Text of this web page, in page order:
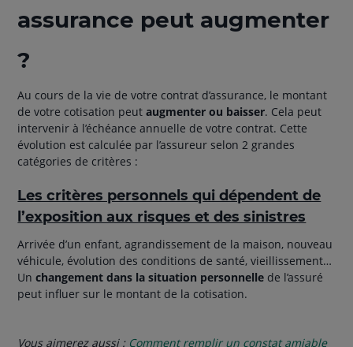
assurance peut augmenter
?
Au cours de la vie de votre contrat d’assurance, le montant
de votre cotisation peutaugmenter ou baisser. Cela peut
intervenir à l’échéance annuelle de votre contrat. Cette
évolution est calculée par l’assureur selon 2 grandes
catégories de critères :
Les critères personnels qui dépendent de
l’exposition aux risques et des sinistres
Arrivée d’un enfant, agrandissement de la maison, nouveau
véhicule, évolution des conditions de santé, vieillissement…
Unchangement dans la situation personnelle de l’assuré
peut influer sur le montant de la cotisation.
Vous aimerez aussi : Comment remplir un constat amiable